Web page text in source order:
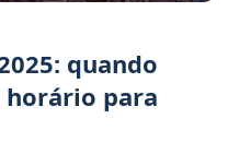
quando
horário para